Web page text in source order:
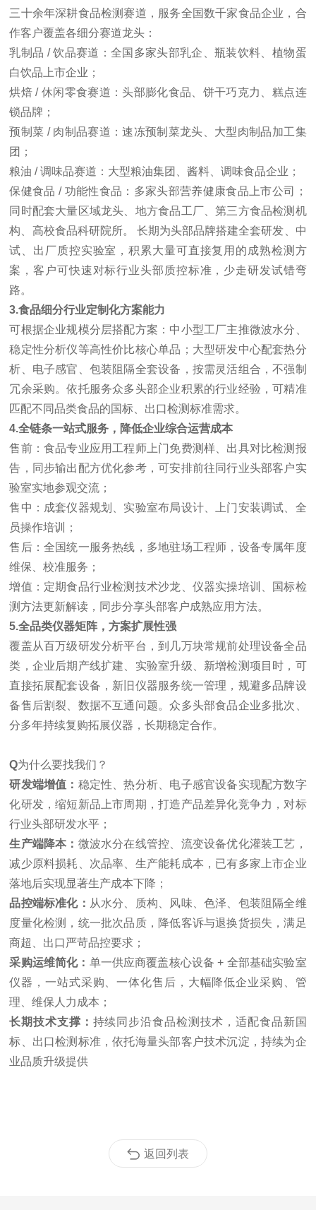
三十余年深耕食品检测赛道，服务全国数千家食品企业，合
作客户覆盖各细分赛道龙头：
乳制品 / 饮品赛道：全国多家头部乳企、瓶装饮料、植物蛋
白饮品上市企业；
烘焙 / 休闲零食赛道：头部膨化食品、饼干巧克力、糕点连
锁品牌；
预制菜 / 肉制品赛道：速冻预制菜龙头、大型肉制品加工集
团；
粮油 / 调味品赛道：大型粮油集团、酱料、调味食品企业；
保健食品 / 功能性食品：多家头部营养健康食品上市公司；
同时配套大量区域龙头、地方食品工厂、第三方食品检测机
构、高校食品科研院所。 长期为头部品牌搭建全套研发、中
试、出厂质控实验室，积累大量可直接复用的成熟检测方
案，客户可快速对标行业头部质控标准，少走研发试错弯
路。
3.食品细分行业定制化方案能力
可根据企业规模分层搭配方案：中小型工厂主推微波水分、
稳定性分析仪等高性价比核心单品；大型研发中心配套热分
析、电子感官、包装阻隔全套设备，按需灵活组合，不强制
冗余采购。依托服务众多头部企业积累的行业经验，可精准
匹配不同品类食品的国标、出口检测标准需求。
4.全链条一站式服务，降低企业综合运营成本
售前：食品专业应用工程师上门免费测样、出具对比检测报
告，同步输出配方优化参考，可安排前往同行业头部客户实
验室实地参观交流；
售中：成套仪器规划、实验室布局设计、上门安装调试、全
员操作培训；
售后：全国统一服务热线，多地驻场工程师，设备专属年度
维保、校准服务；
增值：定期食品行业检测技术沙龙、仪器实操培训、国标检
测方法更新解读，同步分享头部客户成熟应用方法。
5.全品类仪器矩阵，方案扩展性强
覆盖从百万级研发分析平台，到几万块常规前处理设备全品
类，企业后期产线扩建、实验室升级、新增检测项目时，可
直接拓展配套设备，新旧仪器服务统一管理，规避多品牌设
备售后割裂、数据不互通问题。众多头部食品企业多批次、
分多年持续复购拓展仪器，长期稳定合作。
Q为什么要找我们？
研发端增值： 稳定性、热分析、电子感官设备实现配方数字
化研发，缩短新品上市周期，打造产品差异化竞争力，对标
行业头部研发水平；
生产端降本： 微波水分在线管控、流变设备优化灌装工艺，
减少原料损耗、次品率、生产能耗成本，已有多家上市企业
落地后实现显著生产成本下降；
品控端标准化： 从水分、质构、风味、色泽、包装阻隔全维
度量化检测，统一批次品质，降低客诉与退换货损失，满足
商超、出口严苛品控要求；
采购运维简化： 单一供应商覆盖核心设备 + 全部基础实验室
仪器，一站式采购、一体化售后，大幅降低企业采购、管
理、维保人力成本；
长期技术支撑： 持续同步沿食品检测技术，适配食品新国
标、出口检测标准，依托海量头部客户技术沉淀，持续为企
业品质升级提供
返回列表